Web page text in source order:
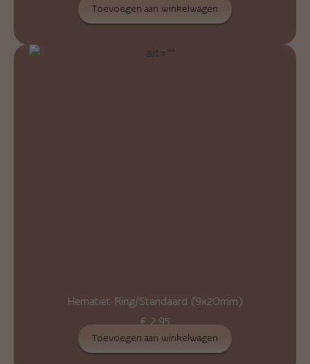
Toevoegen aan winkelwagen
Hematiet Ring/Standaard (9x20mm)
€2,95
Toevoegen aan winkelwagen